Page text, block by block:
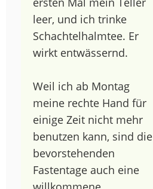
leer, und ich trinke
Schachtelhalmtee. Er
wirkt entwässernd.
Weil ich ab Montag
meine rechte Hand für
einige Zeit nicht mehr
benutzen kann, sind die
bevorstehenden
Fastentage auch eine